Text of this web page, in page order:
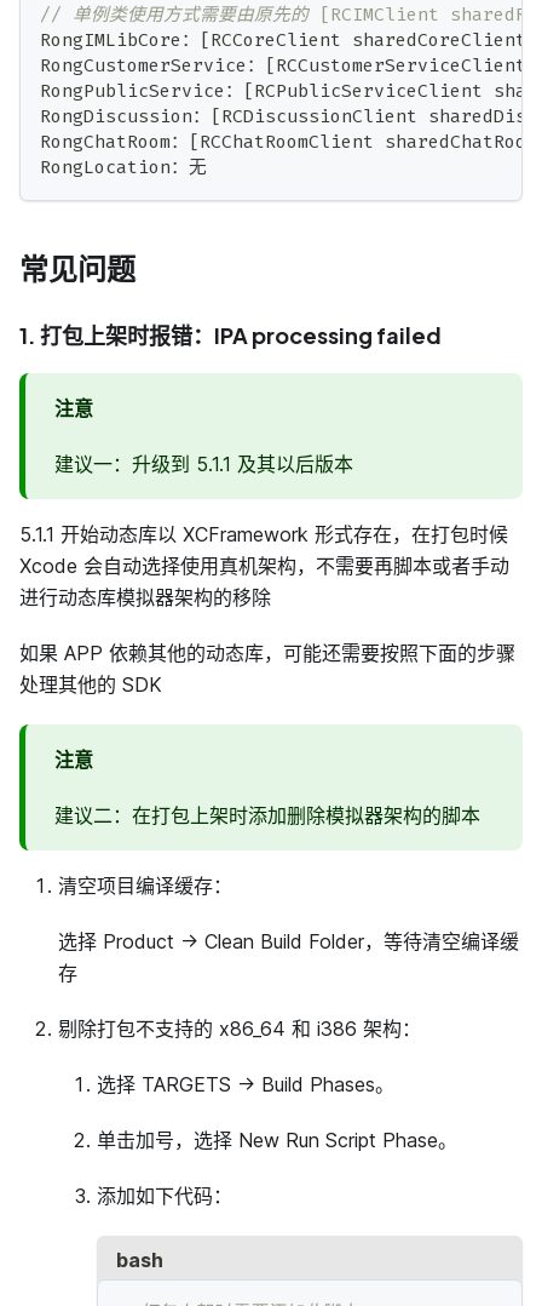
// 单例类使用方式需要由原先的 [RCIMClient
RongIMLibCore： [RCCoreClient sharedCoreClient
RongCustomerService： [
RongPublicService： [RCPublicServiceClient
RongDiscussion： [RCDiscussionClient
RongChatRoom： [RCChatRoomClient
RongLocation：无
常见问题
1. 打包上架时报错：IPA processing failed
注意
建议一：升级到 5.1.1 及其以后版本
5.1.1 开始动态库以 XCFramework 形式存在，在打包时候
Xcode 会自动选择使用真机架构，不需要再脚本或者手动
进行动态库模拟器架构的移除
如果 APP 依赖其他的动态库，可能还需要按照下面的步骤
处理其他的 SDK
注意
建议二：在打包上架时添加删除模拟器架构的脚本
清空项目编译缓存：
选择 Product -> Clean Build Folder，等待清空编译缓
存
剔除打包不支持的 x86_64 和 i386 架构：
选择 TARGETS -> Build Phases。
单击加号，选择 New Run Script Phase。
添加如下代码：
bash